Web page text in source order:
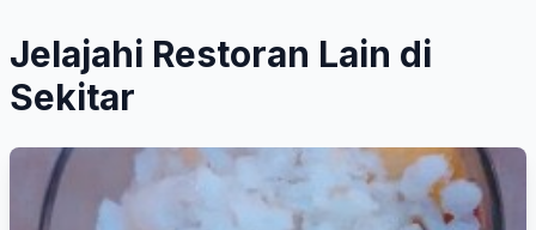
Jelajahi Restoran Lain di
Sekitar